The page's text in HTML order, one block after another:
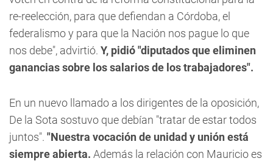
re-reelección, para que defiendan a Córdoba, el
federalismo y para que la Nación nos pague lo que
nos debe", advirtió. Y, pidió "diputados que eliminen
ganancias sobre los salarios de los trabajadores".
En un nuevo llamado a los dirigentes de la oposición,
De la Sota sostuvo que debían "tratar de estar todos
juntos". "Nuestra vocación de unidad y unión está
siempre abierta. Además la relación con Mauricio es